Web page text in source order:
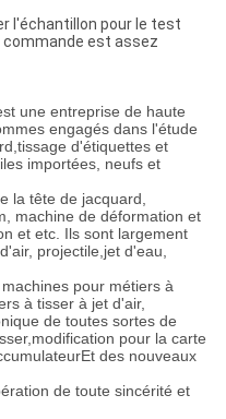
l'échantillon pour le test
commande est assez
une entreprise de haute
engagés dans l'étude
d'étiquettes et
importées, neufs et
la tête de jacquard,
machine de déformation et
et etc. Ils sont largement
projectile,jet d'eau,
pour métiers à
à tisser à jet d'air,
de toutes sortes de
pour la carte
des nouveaux
de toute sincérité et